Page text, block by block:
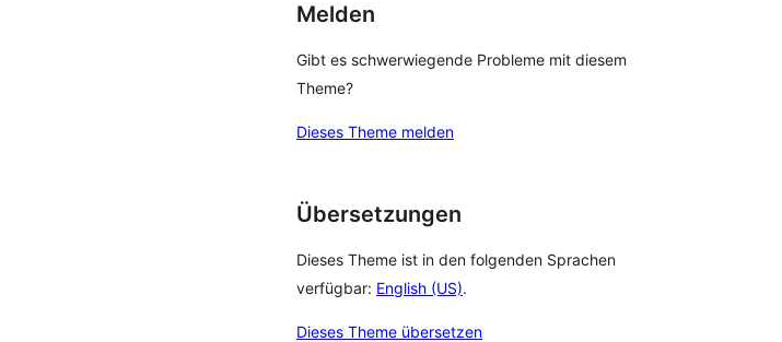
Melden
Gibt es schwerwiegende Probleme mit diesem
Theme?
Dieses Theme melden
Übersetzungen
Dieses Theme ist in den folgenden Sprachen
verfügbar: English (US).
Dieses Theme übersetzen